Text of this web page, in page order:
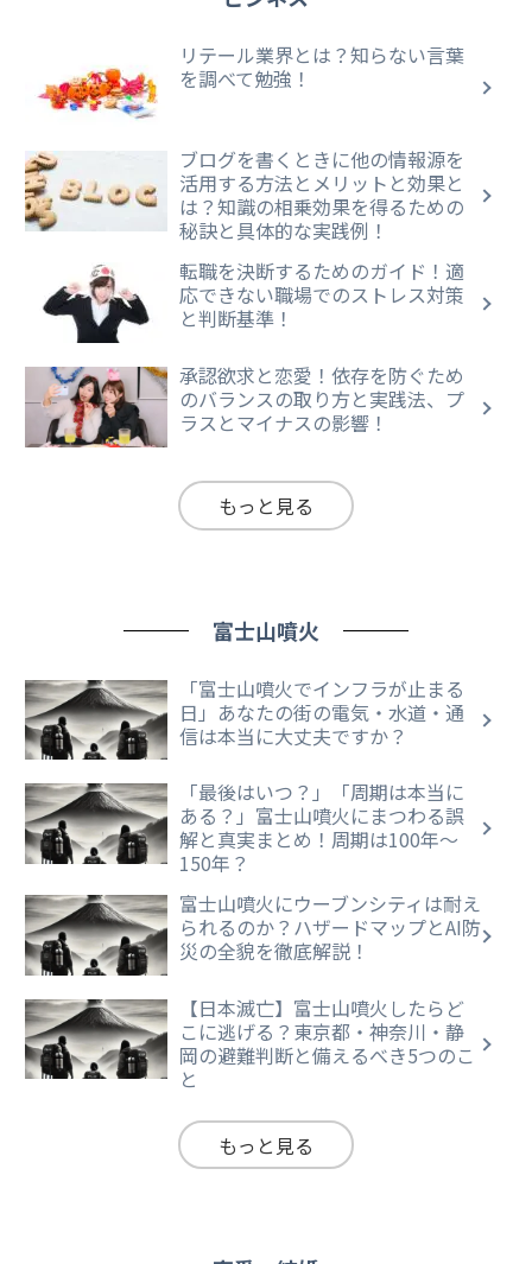
リテール業界とは？知らない言葉
を調べて勉強！
ブログを書くときに他の情報源を
活用する方法とメリットと効果と
は？知識の相乗効果を得るための
秘訣と具体的な実践例！
転職を決断するためのガイド！適
応できない職場でのストレス対策
と判断基準！
承認欲求と恋愛！依存を防ぐため
のバランスの取り方と実践法、プ
ラスとマイナスの影響！
もっと見る
富士山噴火
「富士山噴火でインフラが止まる
日」あなたの街の電気・水道・通
信は本当に大丈夫ですか？
「最後はいつ？」「周期は本当に
ある？」富士山噴火にまつわる誤
解と真実まとめ！周期は100年～
150年？
富士山噴火にウーブンシティは耐え
られるのか？ハザードマップとAI防
災の全貌を徹底解説！
【日本滅亡】富士山噴火したらど
こに逃げる？東京都・神奈川・静
岡の避難判断と備えるべき5つのこ
と
もっと見る